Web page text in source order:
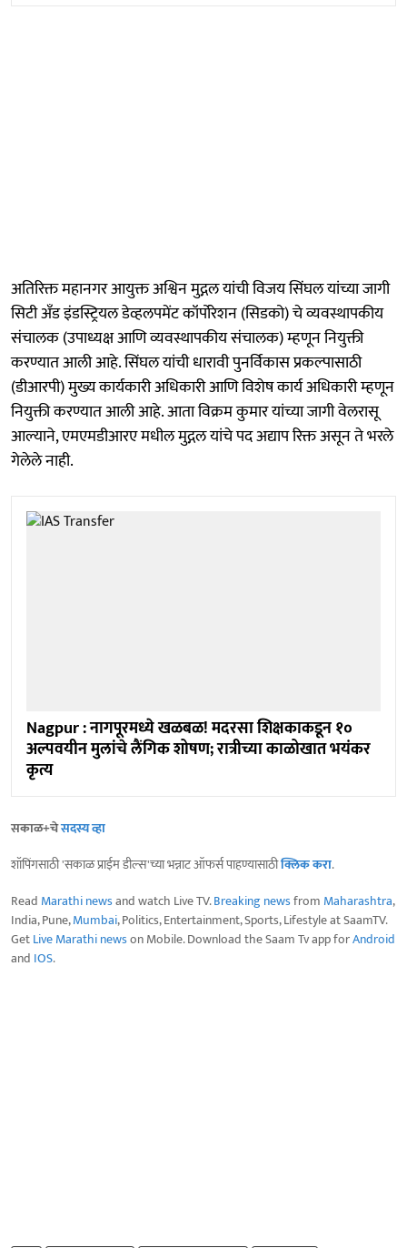
अतिरिक्त महानगर आयुक्त अश्विन मुद्गल यांची विजय सिंघल यांच्या जागी
सिटी अँड इंडस्ट्रियल डेव्हलपमेंट कॉर्पोरेशन (सिडको) चे व्यवस्थापकीय
संचालक (उपाध्यक्ष आणि व्यवस्थापकीय संचालक) म्हणून नियुक्ती
करण्यात आली आहे. सिंघल यांची धारावी पुनर्विकास प्रकल्पासाठी
(डीआरपी) मुख्य कार्यकारी अधिकारी आणि विशेष कार्य अधिकारी म्हणून
नियुक्ती करण्यात आली आहे. आता विक्रम कुमार यांच्या जागी वेलरासू
आल्याने, एमएमडीआरए मधील मुद्गल यांचे पद अद्याप रिक्त असून ते भरले
गेलेले नाही.
Nagpur : नागपूरमध्ये खळबळ! मदरसा शिक्षकाकडून १०
अल्पवयीन मुलांचे लैंगिक शोषण; रात्रीच्या काळोखात भयंकर
कृत्य
सकाळ+चेसदस्य व्हा
शॉपिंगसाठी 'सकाळ प्राईम डील्स'च्या भन्नाट ऑफर्स पाहण्यासाठीक्लिक करा.
Read Marathi newsand watch Live TV.Breaking newsfrom Maharashtra,
India, Pune,Mumbai, Politics, Entertainment, Sports, Lifestyle at SaamTV.
GetLive Marathi newson Mobile. Download the Saam Tv app forAndroid
and IOS.